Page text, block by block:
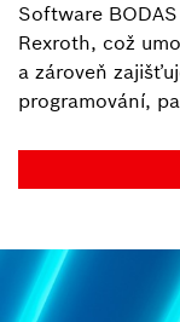
Software
Rexroth, což
a zároveň
programování,